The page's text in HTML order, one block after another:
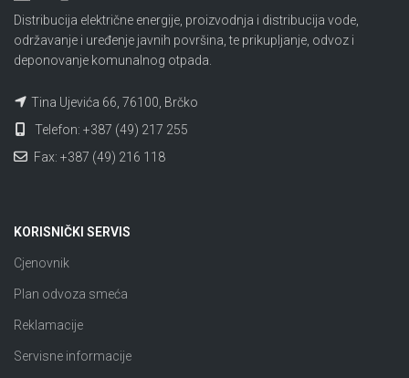
Distribucija električne energije, proizvodnja i distribucija vode,
održavanje i uređenje javnih površina, te prikupljanje, odvoz i
deponovanje komunalnog otpada.
Tina Ujevića 66, 76100, Brčko
Telefon: +387 (49) 217 255
Fax: +387 (49) 216 118
KORISNIČKI SERVIS
Cjenovnik
Plan odvoza smeća
Reklamacije
Servisne informacije